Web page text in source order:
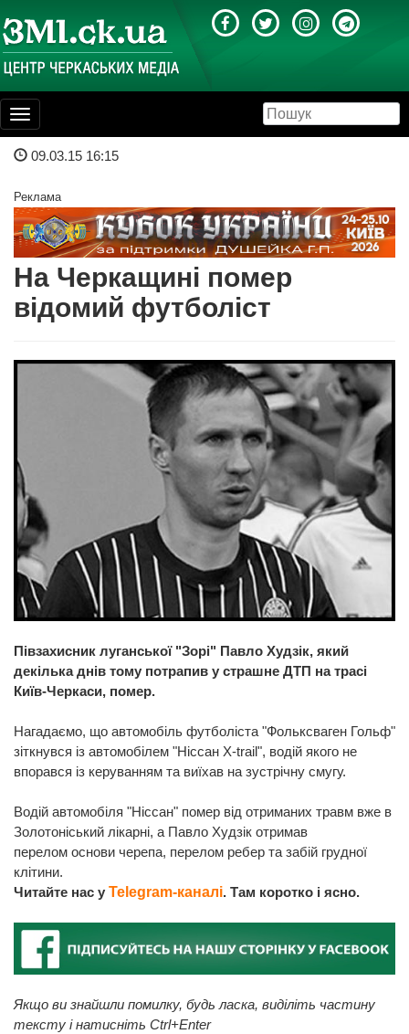
Toggle
navigation
09.03.15 16:15
Реклама
На Черкащині помер
відомий футболіст
Півзахисник луганської "Зорі" Павло Худзік, який
декілька днів тому потрапив у страшне ДТП на трасі
Київ-Черкаси, помер.
Нагадаємо, що автомобіль футболіста "Фольксваген Гольф"
зіткнувся із автомобілем "Ніссан Х-trail", водій якого не
впорався із керуванням та виїхав на зустрічну смугу.
Водій автомобіля "Ніссан" помер від отриманих травм вже в
Золотоніський лікарні, а Павло Худзік отримав
перелом основи черепа, перелом ребер та забій грудної
клітини.
Читайте нас у Telegram-каналі. Там коротко і ясно.
Якщо ви знайшли помилку, будь ласка, виділіть частину
тексту і натисніть Ctrl+Enter